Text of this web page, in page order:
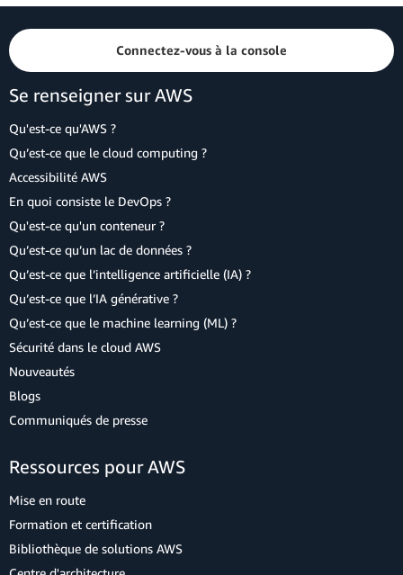
Connectez-vous à la console
Se renseigner sur AWS
Qu'est-ce qu'AWS ?
Qu’est-ce que le cloud computing ?
Accessibilité AWS
En quoi consiste le DevOps ?
Qu'est-ce qu'un conteneur ?
Qu’est-ce qu’un lac de données ?
Qu’est-ce que l’intelligence artificielle (IA) ?
Qu’est-ce que l’IA générative ?
Qu’est-ce que le machine learning (ML) ?
Sécurité dans le cloud AWS
Nouveautés
Blogs
Communiqués de presse
Ressources pour AWS
Mise en route
Formation et certification
Bibliothèque de solutions AWS